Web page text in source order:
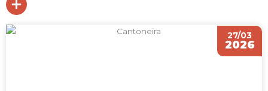
27/03
2026